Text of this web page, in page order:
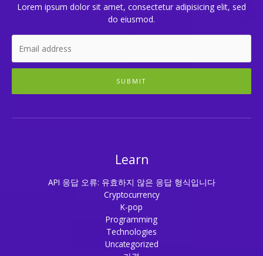
Lorem ipsum dolor sit amet, consectetur adipisicing elit, sed
do eiusmod.
SUBMIT
Learn
API 응답 오류: 유효하지 않은 응답 형식입니다
Cryptocurrency
K-pop
Programming
Technologies
Uncategorized